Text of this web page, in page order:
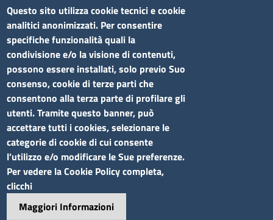
Bandi di concorso
Siti tematici
Elenco siti tematici
Seguici su
Sito web
Accesso riservato
Mappa del sito
Questo sito utilizza cookie tecnici e cookie
analitici anonimizzati. Per consentire
specifiche funzionalità quali la
condivisione e/o la visione di contenuti,
possono essere installati, solo previo Suo
consenso, cookie di terze parti che
consentono alla terza parte di profilare gli
utenti. Tramite questo banner, può
accettare tutti i cookies, selezionare le
categorie di cookie di cui consente
l’utilizzo e/o modificare le Sue preferenze.
Per vedere la Cookie Policy completa,
clicchi
Maggiori Informazioni